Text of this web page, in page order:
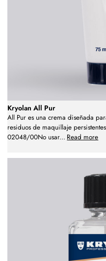
Kryolan All Pur
All Pur es una crema diseñada
residuos de maquillaje
02048/00No usar... Read more